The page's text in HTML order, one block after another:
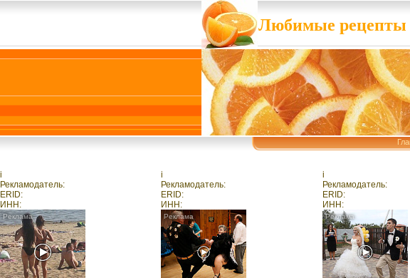
Любимые рецепты
i
Рекламодатель:
ERID:
ИНН:
i
Рекламодатель:
ERID:
ИНН:
i
Рекламодатель:
ERID:
ИНН: